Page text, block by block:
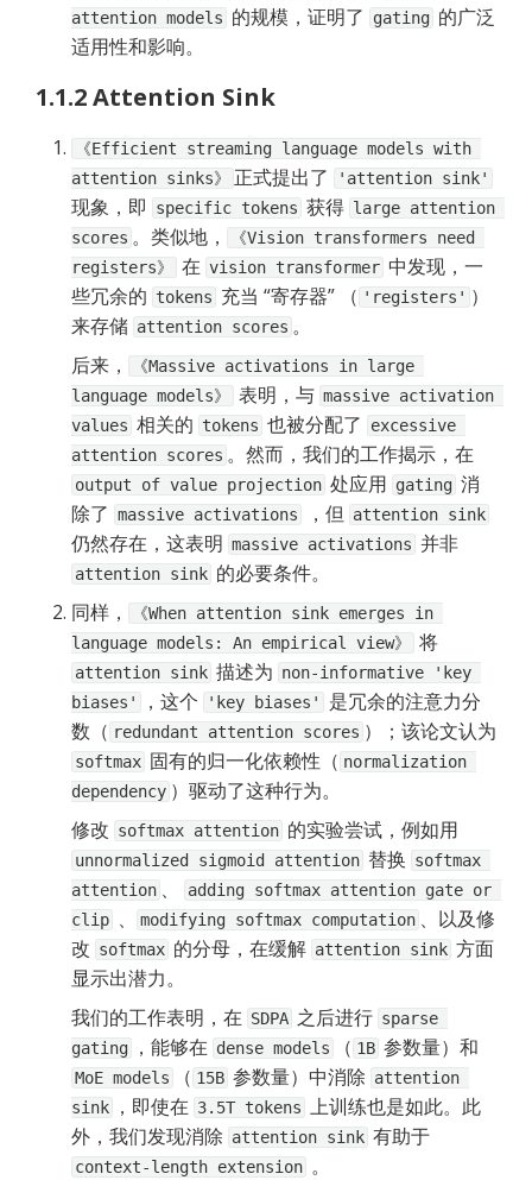
attention models 的规模，证明了 gating 的广泛
适用性和影响。
1.1.2 Attention Sink
《Efficient streaming language models with
attention sinks》
正式提出了 'attention sink'
现象，即 specific tokens 获得 large attention
scores 。类似地，
《Vision transformers need
registers》
在 vision transformer 中发现，一
些冗余的 tokens 充当 “寄存器” （ 'registers' ）
来存储 attention scores 。
后来，
《Massive activations in large
language models》
表明，与 massive activation
values 相关的 tokens 也被分配了
excessive
attention scores
output of value projection 处应用 gating 消
除了 massive activations ，但 attention sink
仍然存在，这表明 massive activations
attention sink 的必要条件。
同样，
《When attention sink emerges in
language models: An empirical view》
attention sink 描述为 non-informative 'key
biases'
，这个 'key biases'
是冗余的注意力分
数（ redundant attention scores
softmax 固有的归一化依赖性（ normalization
dependency ）驱动了这种行为。
修改 softmax attention
unnormalized sigmoid attention 替换 softmax
attention 、
adding softmax attention gate or
clip 、 modifying softmax computation 、以及修
改 softmax 的分母，在缓解 attention sink 方面
显示出潜力。
我们的工作表明，在 SDPA 之后进行 sparse
gating
，能够在 dense models （ 1B
MoE models （ 15B 参数量）中消除 attention
sink
，即使在 3.5T tokens 上训练也是如此。此
外，我们发现消除 attention sink
context-length extension 。